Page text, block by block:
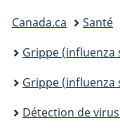
Vous
êtes
ici :
Canada.ca Santé
Grippe (influenza
Grippe (influenza
Détection de